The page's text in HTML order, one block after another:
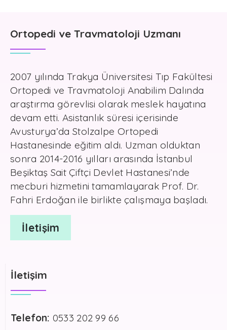
Ortopedi ve Travmatoloji Uzmanı
2007 yılında Trakya Üniversitesi Tıp Fakültesi
Ortopedi ve Travmatoloji Anabilim Dalında
araştırma görevlisi olarak meslek hayatına
devam etti. Asistanlık süresi içerisinde
Avusturya’da Stolzalpe Ortopedi
Hastanesinde eğitim aldı. Uzman olduktan
sonra 2014-2016 yılları arasında İstanbul
Beşiktaş Sait Çiftçi Devlet Hastanesi’nde
mecburi hizmetini tamamlayarak Prof. Dr.
Fahri Erdoğan ile birlikte çalışmaya başladı.
İletişim
İletişim
Telefon: 0533 202 99 66